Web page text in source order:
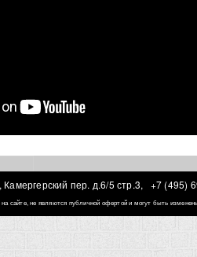
пер. д.6/5 стр.3,
+7 (495)
сайте, не являются публичной офертой и могут быть